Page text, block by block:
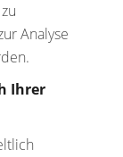
Analyse
Ihrer